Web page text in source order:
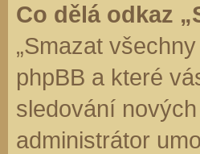
Co dělá odkaz
„Smazat
phpBB a které
sledování
administrátor